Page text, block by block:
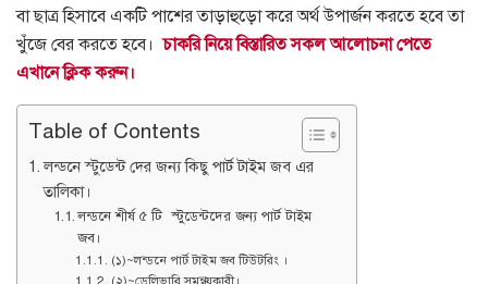
বা ছাত্র হিসাবে একটি পাশের তাড়াহুড়ো করে অর্থ উপার্জন করতে হবে তা
খুঁজে বের করতে হবে।চাকরি নিয়ে বিস্তারিত সকল আলোচনা পেতে
এখানে ক্লিক করুন।
Table of Contents
লন্ডনে স্টুডেন্ট দের জন্য কিছু পার্ট টাইম জব এর
তালিকা।
লন্ডনে শীর্ষ ৫ টি স্টুডেন্টদের জন্য পার্ট টাইম
জব।
(১)~লন্ডনে পার্ট টাইম জব টিউটরিং ।
(২)~ডেলিভারি সমন্বয়কারী।